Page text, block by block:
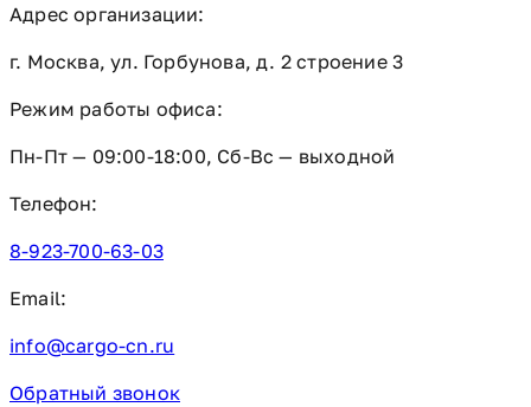
Адрес организации:
г. Москва, ул. Горбунова, д. 2 строение 3
Режим работы офиса:
Пн-Пт — 09:00-18:00, Сб-Вс — выходной
Телефон:
8-923-700-63-03
Email:
info@cargo-cn.ru
Обратный звонок